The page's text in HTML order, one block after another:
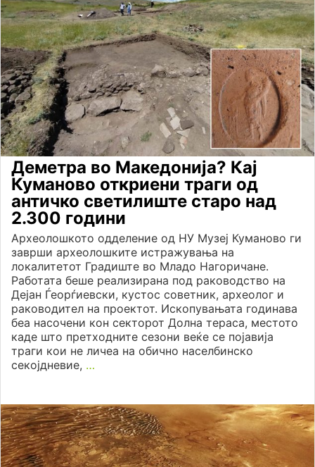
Деметра во Македонија? Кај
Куманово откриени траги од
античко светилиште старо над
2.300 години
Археолошкото одделение од НУ Музеј Куманово ги
заврши археолошките истражувања на
локалитетот Градиште во Младо Нагоричане.
Работата беше реализирана под раководство на
Дејан Ѓеорѓиевски, кустос советник, археолог и
раководител на проектот. Ископувањата годинава
беа насочени кон секторот Долна тераса, местото
каде што претходните сезони веќе се појавија
траги кои не личеа на обично населбинско
секојдневие, …